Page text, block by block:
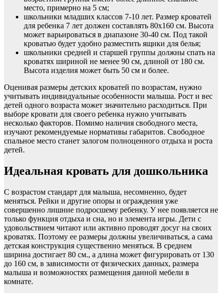
место, примерно на 5 см;
школьники младших классов 7-10 лет. Размер кроватей
для ребенка 7 лет должен составлять 80х160 см. Высота
может варьироваться в диапазоне 30-40 см. Под такой
кроватью будет удобно разместить ящики для белья;
школьники средней и старшей группы должны спать на
кроватях шириной не менее 90 см, длиной от 180 см.
Высота изделия может быть 50 см и более.
Оценивая размеры детских кроватей по возрастам, нужно
учитывать индивидуальные особенности малыша. Рост и вес
детей одного возраста может значительно расходиться. При
выборе кровати для своего ребенка нужно учитывать
несколько факторов. Помимо наличия свободного места,
изучают рекомендуемые нормативы габаритов. Свободное
спальное место станет залогом полноценного отдыха и роста
детей.
Идеальная кровать для дошкольника
С возрастом стандарт для малыша, несомненно, будет
меняться. Рейки и другие опоры и ограждения уже
совершенно лишние подросшему ребенку. У нее появляется не
только функция отдыха и сна, но и элемента игры. Дети с
удовольствием читают или активно проводят досуг на своих
кроватях. Поэтому ее размеры должны увеличиваться, а сама
детская конструкция существенно меняться. В среднем
ширина достигает 80 см., а длина может фигурировать от 130
до 160 см, в зависимости от физических данных, размера
малыша и возможностях размещения данной мебели в
комнате.